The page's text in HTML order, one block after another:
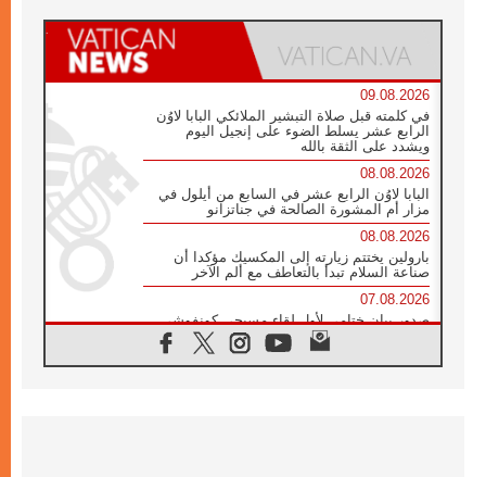
09.08.2026
في كلمته قبل صلاة التبشير الملائكي البابا لاوُن
الرابع عشر يسلط الضوء على إنجيل اليوم
ويشدد على الثقة بالله
08.08.2026
البابا لاوُن الرابع عشر في السابع من أيلول في
مزار أم المشورة الصالحة في جناتزانو
08.08.2026
بارولين يختتم زيارته إلى المكسيك مؤكدا أن
صناعة السلام تبدأ بالتعاطف مع ألم الآخر
07.08.2026
صدور بيان ختامي لأول لقاء مسيحي كونفوشي
بمشاركة الدائرة الفاتيكانية للحوار بين الأديان
07.08.2026